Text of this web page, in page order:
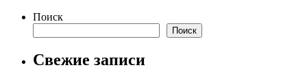
Поиск
Поиск
Свежие записи